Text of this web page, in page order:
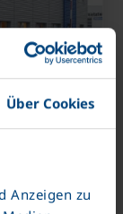
Über Cookies
Anzeigen zu